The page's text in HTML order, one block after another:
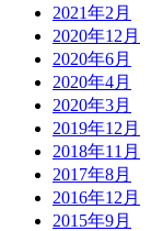
2021年2月
2020年12月
2020年6月
2020年4月
2020年3月
2019年12月
2018年11月
2017年8月
2016年12月
2015年9月